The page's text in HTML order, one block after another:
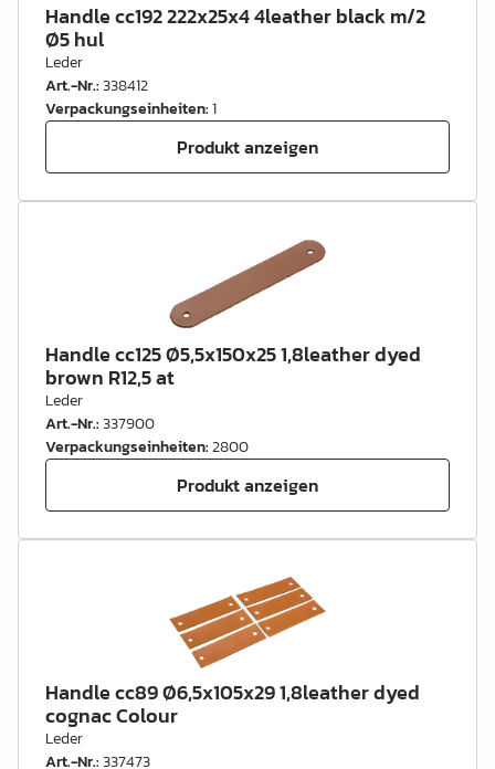
Handle cc192 222x25x4 4leather black m/2
Ø5 hul
Leder
Art.-Nr.:338412
Verpackungseinheiten:1
Produkt anzeigen
Handle cc125 Ø5,5x150x25 1,8leather dyed
brown R12,5 at
Leder
Art.-Nr.:337900
Verpackungseinheiten:2800
Produkt anzeigen
Handle cc89 Ø6,5x105x29 1,8leather dyed
cognac Colour
Leder
Art.-Nr.:337473